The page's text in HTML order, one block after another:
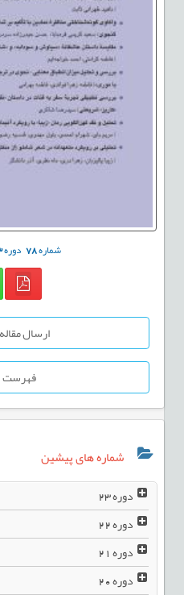
شماره78 دوره
ارسال
فهرست
شماره های پیشین
دوره23
دوره22
دوره21
دوره20